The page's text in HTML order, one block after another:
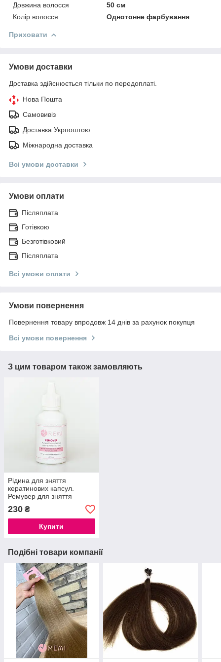
Довжина волосся
50 см
Колір волосся
Однотонне фарбування
Приховати
Умови доставки
Доставка здійснюється тільки по передоплаті.
Нова Пошта
Самовивіз
Доставка Укрпоштою
Міжнародна доставка
Всі умови доставки
Умови оплати
Післяплата
Готівкою
Безготівковий
Післяплата
Всі умови оплати
Умови повернення
Повернення товару впродовж 14 днів за рахунок покупця
Всі умови повернення
З цим товаром також замовляють
Рідина для зняття
кератинових капсул.
Ремувер для зняття
нарощеного волосся.
230 ₴
Купити
Подібні товари компанії